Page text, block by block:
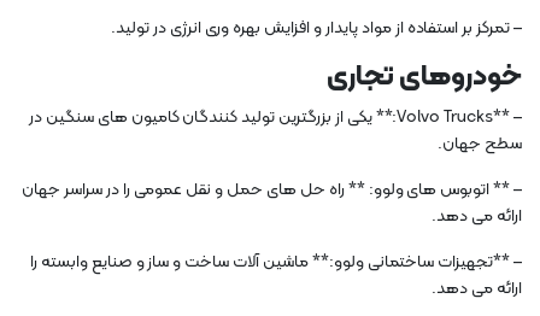
– تمرکز بر استفاده از مواد پایدار و افزایش بهره وری انرژی در تولید.
خودروهای تجاری
– **Volvo Trucks:** یکی از بزرگترین تولید کنندگان کامیون های سنگین در
سطح جهان.
– ** اتوبوس های ولوو: ** راه حل های حمل و نقل عمومی را در سراسر جهان
ارائه می دهد.
– **تجهیزات ساختمانی ولوو:** ماشین آلات ساخت و ساز و صنایع وابسته را
ارائه می دهد.